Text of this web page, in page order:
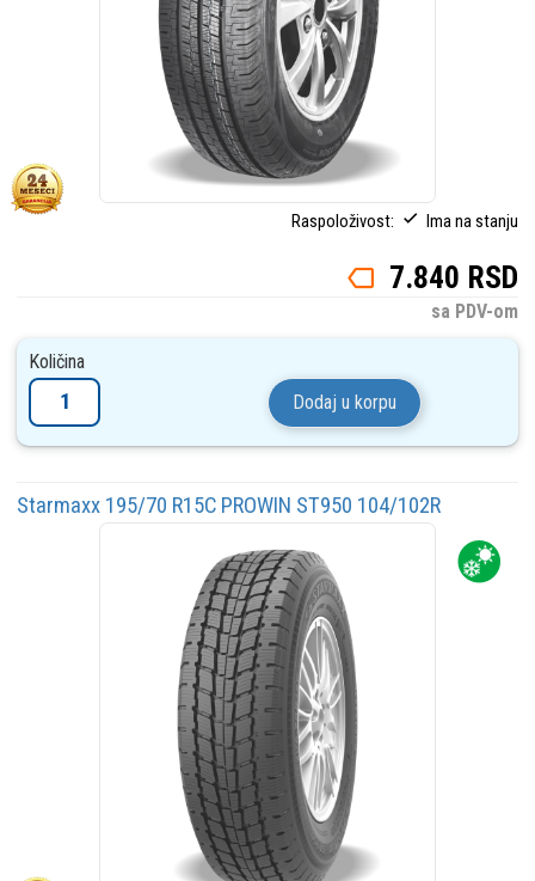
Raspoloživost: Ima na stanju
7.840 RSD
sa PDV-om
Količina
Dodaj u korpu
Starmaxx 195/70 R15C PROWIN ST950 104/102R